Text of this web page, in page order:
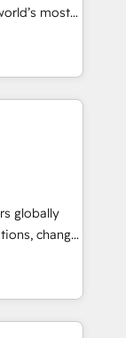
most
Solutions
and NAM,
global
through
globally
change
and